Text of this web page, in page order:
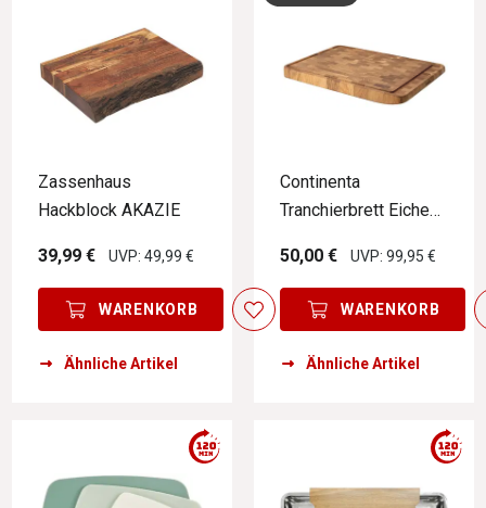
Zassenhaus
Hackblock AKAZIE
39,99 € UVP: 49,99 €
WARENKORB
Ähnliche Artikel
Continenta
Tranchierbrett Eiche
50,00 €
UVP: 99,95 €
WARENKORB
Ähnliche Artikel